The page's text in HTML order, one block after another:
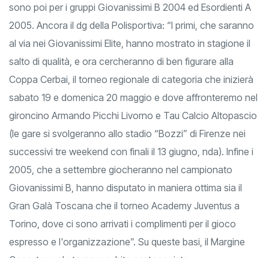
sono poi per i gruppi Giovanissimi B 2004 ed Esordienti A
2005. Ancora il dg della Polisportiva: “I primi, che saranno
al via nei Giovanissimi Elite, hanno mostrato in stagione il
salto di qualità, e ora cercheranno di ben figurare alla
Coppa Cerbai, il torneo regionale di categoria che inizierà
sabato 19 e domenica 20 maggio e dove affronteremo nel
gironcino Armando Picchi Livorno e Tau Calcio Altopascio
(le gare si svolgeranno allo stadio “Bozzi” di Firenze nei
successivi tre weekend con finali il 13 giugno, nda). Infine i
2005, che a settembre giocheranno nel campionato
Giovanissimi B, hanno disputato in maniera ottima sia il
Gran Galà Toscana che il torneo Academy Juventus a
Torino, dove ci sono arrivati i complimenti per il gioco
espresso e l'organizzazione”. Su queste basi, il Margine